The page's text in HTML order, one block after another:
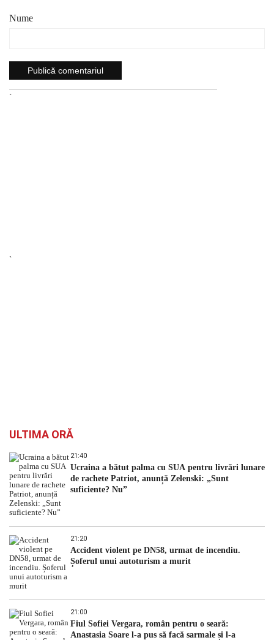
Nume
`
`
ULTIMA ORĂ
21:40
Ucraina a bătut palma cu SUA pentru livrări lunare
de rachete Patriot, anunță Zelenski: „Sunt
suficiente? Nu”
21:20
Accident violent pe DN58, urmat de incendiu.
Șoferul unui autoturism a murit
21:00
Fiul Sofiei Vergara, român pentru o seară:
Anastasia Soare l-a pus să facă sarmale și l-a